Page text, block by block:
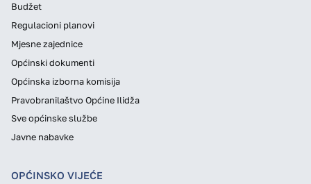
Budžet
Regulacioni planovi
Mjesne zajednice
Općinski dokumenti
Općinska izborna komisija
Pravobranilaštvo Općine Ilidža
Sve općinske službe
Javne nabavke
OPĆINSKO VIJEĆE